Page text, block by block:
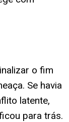
o fim
Se havia
latente,
para trás.